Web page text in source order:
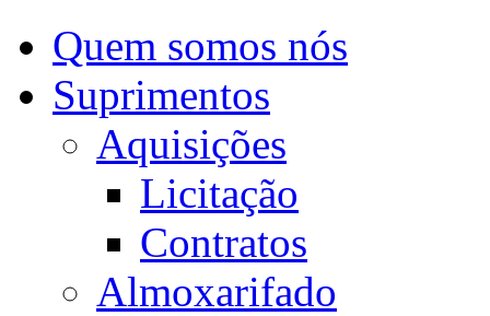
Quem somos nós
Suprimentos
Aquisições
Licitação
Contratos
Almoxarifado